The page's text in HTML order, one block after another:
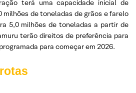
terá uma capacidade inicial de
milhões de toneladas de grãos e farelo
5,0 milhões de toneladas a partir de
terão direitos de preferência para
para começar em 2026.